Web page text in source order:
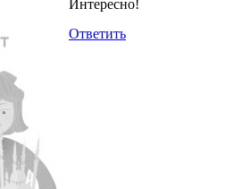
Интересно!
Ответить